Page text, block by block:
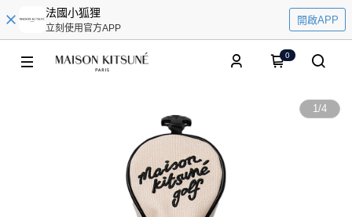
法國小狐狸
立刻使用官方APP
開啟APP
0
1/4